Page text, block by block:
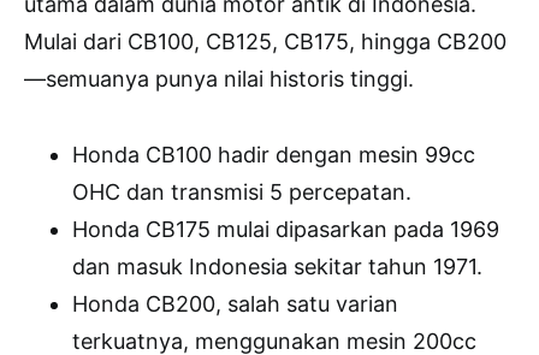
Mulai dari CB100, CB125, CB175, hingga CB200
—semuanya punya nilai historis tinggi.
Honda CB100 hadir dengan mesin 99cc
OHC dan transmisi 5 percepatan.
Honda CB175 mulai dipasarkan pada 1969
dan masuk Indonesia sekitar tahun 1971.
Honda CB200, salah satu varian
terkuatnya, menggunakan mesin 200cc